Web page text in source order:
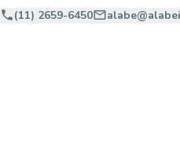
(11) 2659-6450